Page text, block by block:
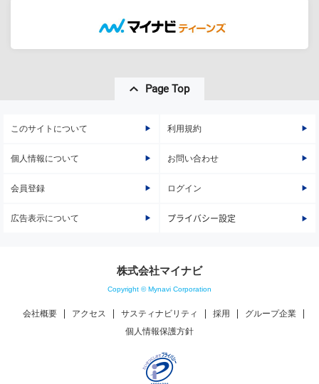
Page Top
このサイトについて 利用規約
個人情報について お問い合わせ
会員登録 ログイン
広告表示について プライバシー設定
株式会社マイナビ
Copyright © Mynavi Corporation
会社概要 アクセス サスティナビリティ 採用
グループ企業
個人情報保護方針